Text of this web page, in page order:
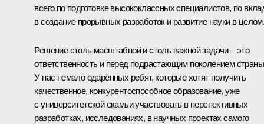
всего по подготовке высококлассных специалистов, по
в создание прорывных разработок и развитие науки в
Решение столь масштабной и столь важной задачи – это
ответственность и перед подрастающим поколением
У нас немало одарённых ребят, которые хотят получить
качественное, конкурентоспособное образование, уже
с университетской скамьи участвовать в перспективных
разработках, исследованиях, в научных проектах самого